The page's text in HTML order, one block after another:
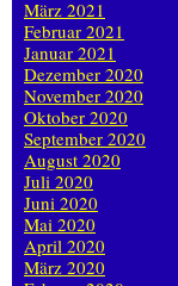
März 2021
Februar 2021
Januar 2021
Dezember 2020
November 2020
Oktober 2020
September 2020
August 2020
Juli 2020
Juni 2020
Mai 2020
April 2020
März 2020